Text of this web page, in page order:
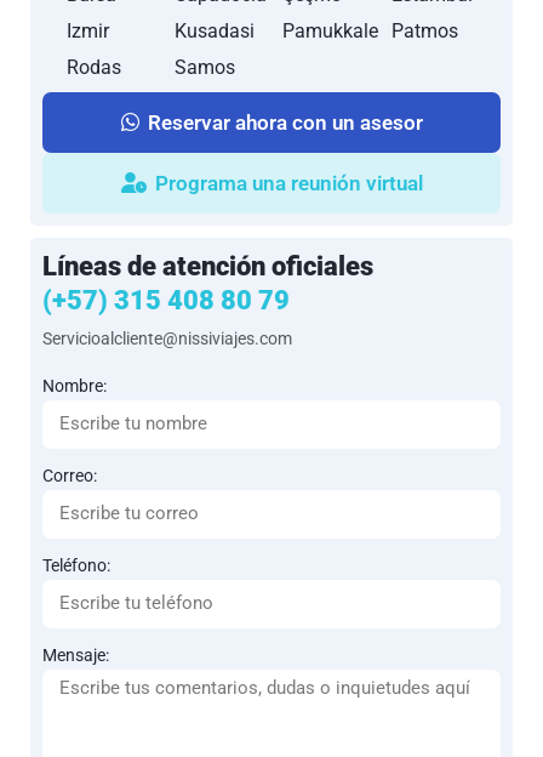
Izmir
Kusadasi Pamukkale
Patmos
Rodas
Samos
Reservar ahora con un asesor
Programa una reunión virtual
Líneas de atención oficiales
(+57) 315 408 80 79
Servicioalcliente@nissiviajes.com
Nombre:
Correo:
Teléfono:
Mensaje: